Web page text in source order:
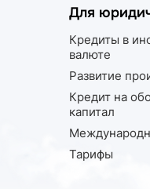
Для
Кредиты в
валюте
Развитие
Кредит на
капитал
Тарифы